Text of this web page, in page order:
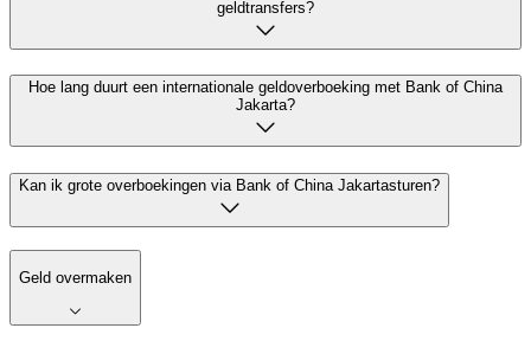
geldtransfers?
Hoe lang duurt een internationale geldoverboeking met Bank of China
Jakarta?
Kan ik grote overboekingen via Bank of China Jakartasturen?
Geld overmaken